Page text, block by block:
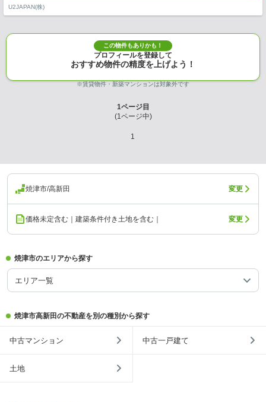
U2JAPAN(株)
この物件もありかも！
プロフィールを登録して
おすすめ物件の精度を上げよう！
※賃貸物件・新築マンションは対象外です
1ページ目
(1ページ中)
1
焼津市/高新田 変更
価格未定含む｜建築条件付き土地を含む｜ 変更
焼津市のエリアから探す
エリア一覧
焼津市高新田の不動産を別の種別から探す
中古マンション 中古一戸建て
土地